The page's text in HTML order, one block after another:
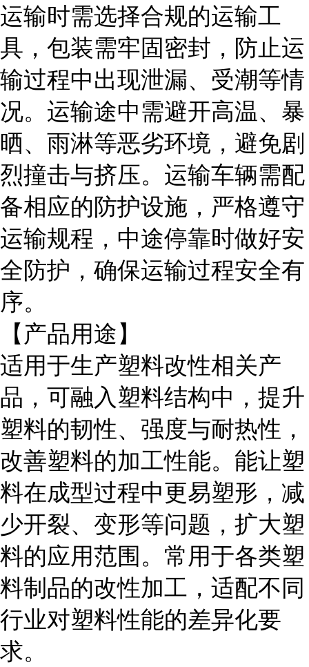
运输时需选择合规的运输工
具，包装需牢固密封，防止运
输过程中出现泄漏、受潮等情
况。运输途中需避开高温、暴
晒、雨淋等恶劣环境，避免剧
烈撞击与挤压。运输车辆需配
备相应的防护设施，严格遵守
运输规程，中途停靠时做好安
全防护，确保运输过程安全有
序。
【产品用途】
适用于生产塑料改性相关产
品，可融入塑料结构中，提升
塑料的韧性、强度与耐热性，
改善塑料的加工性能。能让塑
料在成型过程中更易塑形，减
少开裂、变形等问题，扩大塑
料的应用范围。常用于各类塑
料制品的改性加工，适配不同
行业对塑料性能的差异化要
求。